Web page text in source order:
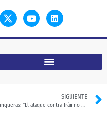
SIGUIENTE
Junqueras: “El ataque contra Irán no busca democratizar el país”